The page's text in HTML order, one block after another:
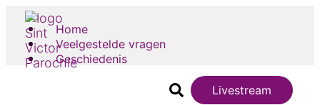
Home
Veelgestelde vragen
Geschiedenis
Livestream